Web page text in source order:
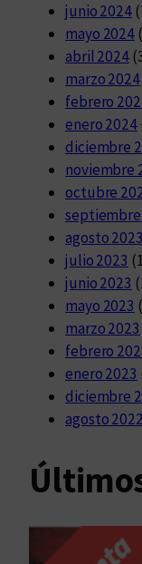
junio 2024
mayo 2024
abril 2024
marzo 2024
febrero
enero 2024
diciembre
noviembre
octubre
septiembre
agosto 2023
julio 2023
junio 2023
mayo 2023
marzo 2023
febrero
enero 2023
diciembre
agosto 2022